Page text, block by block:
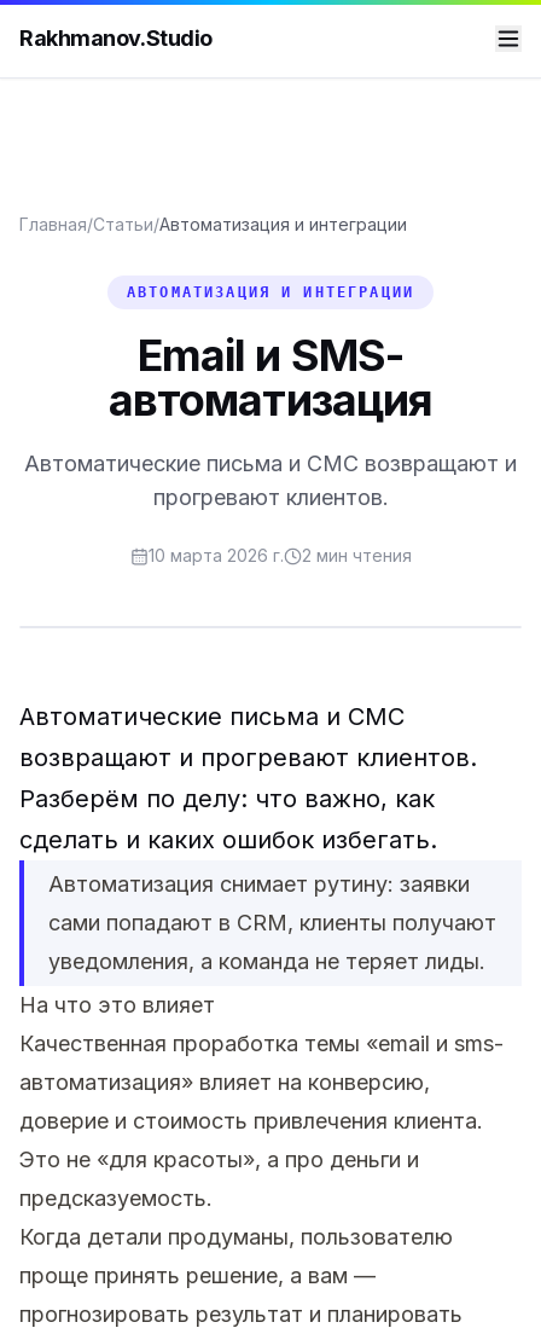
Rakhmanov.Studio
Главная/Статьи/Автоматизация и интеграции
АВТОМАТИЗАЦИЯ И ИНТЕГРАЦИИ
Email и SMS-
автоматизация
Автоматические письма и СМС возвращают и
прогревают клиентов.
10 марта 2026 г. 2 мин чтения
Автоматические письма и СМС
возвращают и прогревают клиентов.
Разберём по делу: что важно, как
сделать и каких ошибок избегать.
Автоматизация снимает рутину: заявки
сами попадают в CRM, клиенты получают
уведомления, а команда не теряет лиды.
На что это влияет
Качественная проработка темы «email и sms-
автоматизация» влияет на конверсию,
доверие и стоимость привлечения клиента.
Это не «для красоты», а про деньги и
предсказуемость.
Когда детали продуманы, пользователю
проще принять решение, а вам —
прогнозировать результат и планировать